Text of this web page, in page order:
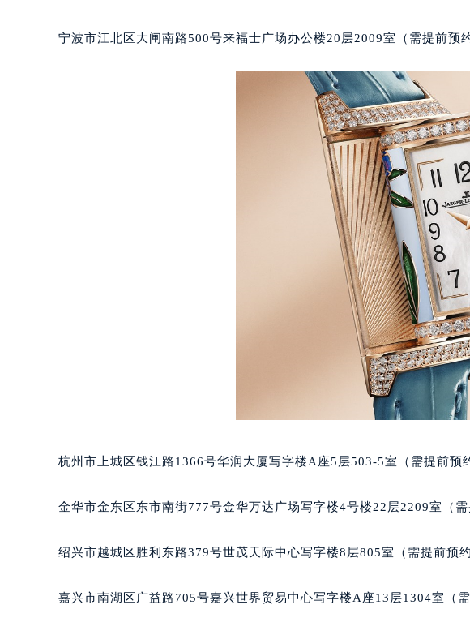
青岛市南区山东路6号华润大厦B座22层04室（需提前预
长春市朝阳区西安大路727号中银大厦A座(旺进大厦)18
贵阳市南明区都司高架桥路33号亨特国际金融中心14楼
昆明市盘龙区北京路928号同德昆明广场写字楼10层06
石家庄市长安区中山东路39号勒泰中心写字楼B座13层
西安市碑林区南关正街88号华侨城长安国际中心E座6楼
海口市龙华区金贸东路5号海口华润大厦B座17层1707室
唐山市路南区新华东道100号万达广场写字楼A座10层
台州市椒江区东海大道1800号腾达中心东1幢20楼2002
内蒙古自治区呼和浩特市玉泉区大学西街70号华润万
甘肃省兰州市七里河区西津西路16号兰州中心写字楼21
重庆市解放碑渝中区民权路28号英利国际金融中心写字
黑龙江省大庆市萨尔图区会战大街积家售后服务中心（
黑龙江省鹤岗市向阳区红军路积家售后服务中心（需提
黑龙江省黑河市爱辉区中央街积家售后服务中心（需提
黑龙江省鸡西市鸡冠区红军路积家售后服务中心（需提
黑龙江省佳木斯市向阳区长安路积家售后服务中心（需
黑龙江省七台河市桃山区大同街积家售后服务中心（需
黑龙江省双鸭山市尖山区新兴大街积家售后服务中心（
黑龙江省伊春市伊美区通河路积家售后服务中心（需提
吉林省白山市浑江区浑江大街积家售后服务中心（需提
宁波市江北区大闸南路500号来福士广场办公楼20层2009室（需提前预约
杭州市上城区钱江路1366号华润大厦写字楼A座5层503-5室（需提前预
金华市金东区东市南街777号金华万达广场写字楼4号楼22层2209室（需
绍兴市越城区胜利东路379号世茂天际中心写字楼8层805室（需提前预约
嘉兴市南湖区广益路705号嘉兴世界贸易中心写字楼A座13层1304室（需